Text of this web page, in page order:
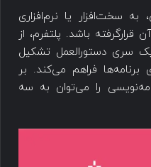
به سخت‌افزار یا نرم‌افزاری
باشد. پلتفرم، از
سری دستورالعمل‌ تشکیل
برنامه­‌ها فراهم می‌کند. بر
را می‌توان به سه